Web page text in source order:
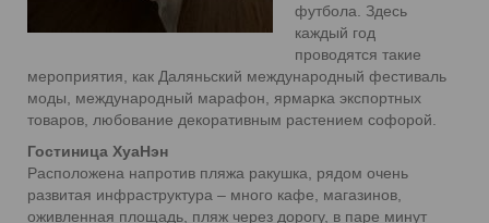
футбола. Здесь
каждый год
проводятся такие
мероприятия, как Даляньский международный фестиваль
моды, международный марафон, ярмарка экспортных
товаров, любование декоративным растением софорой.
Гостиница ХуаНэн
Расположена напротив пляжа ракушка, рядом очень
развитая инфраструктура – много кафе, магазинов,
оживленная площадь, пляж через дорогу, в паре минут